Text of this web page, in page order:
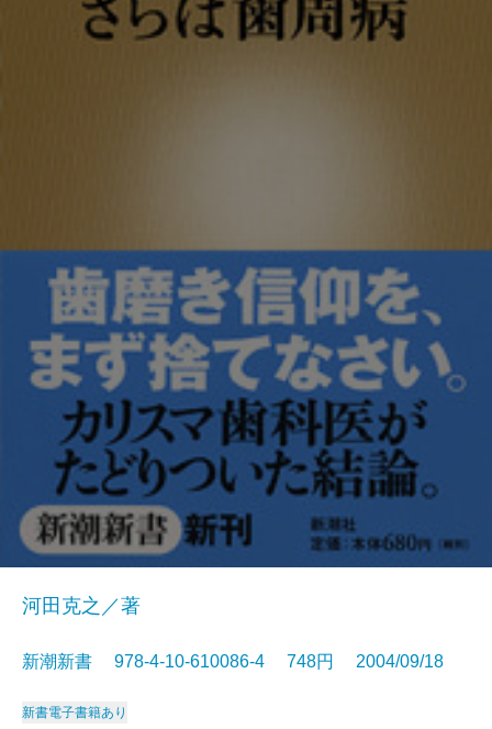
河田克之／著
新潮新書 978-4-10-610086-4 748円 2004/09/18
新書電子書籍あり